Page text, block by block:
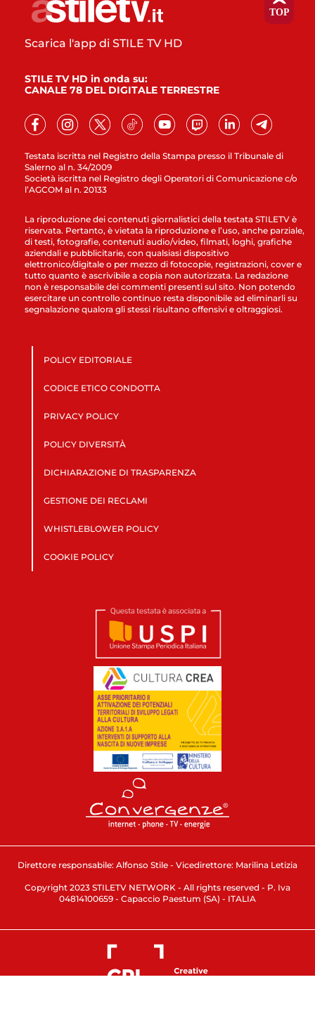
Testata iscritta nel Registro della Stampa presso il Tribunale di
Salerno al n. 34/2009
Società iscritta nel Registro degli Operatori di Comunicazione c/o
l’AGCOM al n. 20133
Scarica l'app di STILE TV HD
STILE TV HD in onda su:
CANALE 78 DEL DIGITALE TERRESTRE
La riproduzione dei contenuti giornalistici della testata STILETV è
riservata. Pertanto, è vietata la riproduzione e l’uso, anche parziale,
di testi, fotografie, contenuti audio/video, filmati, loghi, grafiche
aziendali e pubblicitarie, con qualsiasi dispositivo
elettronico/digitale o per mezzo di fotocopie, registrazioni, cover e
tutto quanto è ascrivibile a copia non autorizzata. La redazione
non è responsabile dei commenti presenti sul sito. Non potendo
esercitare un controllo continuo resta disponibile ad eliminarli su
segnalazione qualora gli stessi risultano offensivi e oltraggiosi.
POLICY EDITORIALE
CODICE ETICO CONDOTTA
PRIVACY POLICY
POLICY DIVERSITÀ
DICHIARAZIONE DI TRASPARENZA
GESTIONE DEI RECLAMI
WHISTLEBLOWER POLICY
COOKIE POLICY
Direttore responsabile: Alfonso Stile - Vicedirettore: Marilina Letizia
Copyright 2023 STILETV NETWORK - All rights reserved - P. Iva
04814100659 - Capaccio Paestum (SA) - ITALIA